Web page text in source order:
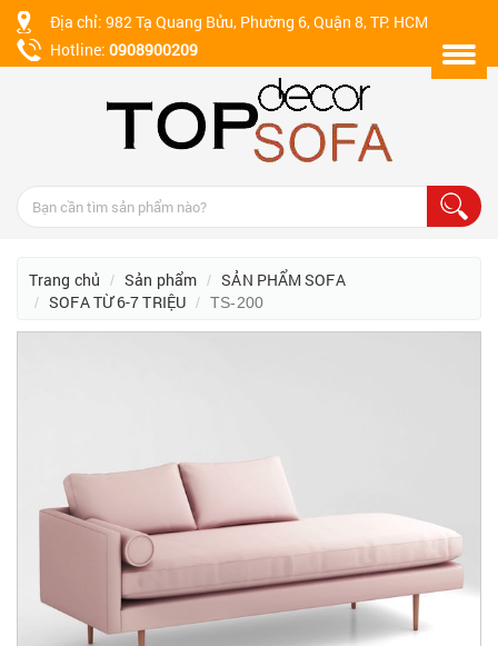
Địa chỉ: 982 Tạ Quang Bửu, Phường 6, Quận 8, TP. HCM
Hotline: 0908900209
Trang chủ Sản phẩm
SẢN PHẨM SOFA
SOFA TỪ 6-7 TRIỆU
TS-200